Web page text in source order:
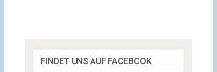
FINDET UNS AUF FACEBOOK